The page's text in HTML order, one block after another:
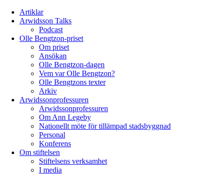
Artiklar
Arwidsson Talks
Podcast
Olle Bengtzon-priset
Om priset
Ansökan
Olle Bengtzon-dagen
Vem var Olle Bengtzon?
Olle Bengtzons texter
Arkiv
Arwidssonprofessuren
Arwidssonprofessuren
Om Ann Legeby
Nationellt möte för tillämpad stadsbyggnad
Personal
Konferens
Om stiftelsen
Stiftelsens verksamhet
I media